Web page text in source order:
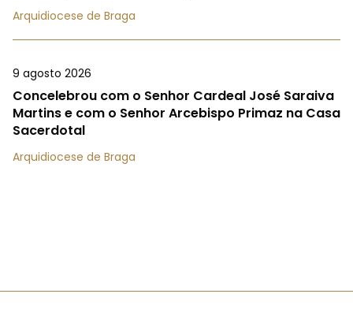
Arquidiocese de Braga
9 agosto 2026
Concelebrou com o Senhor Cardeal José Saraiva
Martins e com o Senhor Arcebispo Primaz na Casa
Sacerdotal
Arquidiocese de Braga